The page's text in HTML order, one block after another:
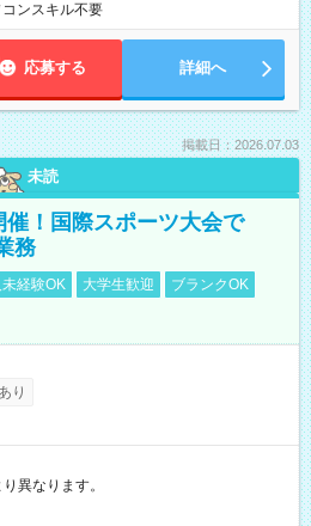
ンスキル不要
応募する 詳細へ
掲載日：2026.07.03
未読
！国際スポーツ大会で
務
経験OK 大学生歓迎
ブランクOK
り
異なります。